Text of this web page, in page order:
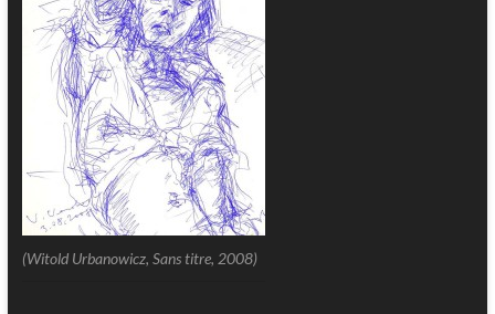
(Witold Urbanowicz, Sans titre, 2008)